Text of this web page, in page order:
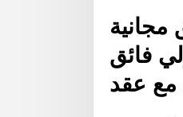
مجانية
فائق